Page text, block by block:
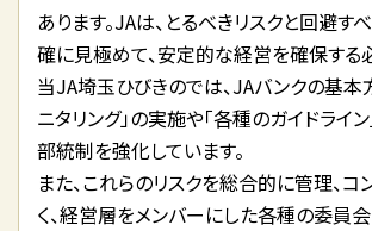
あります。JAは、とるべきリスクと回避す
確に見極めて、安定的な経営を確保する
当JA埼玉ひびきのでは、JAバンクの基本
ニタリング」の実施や「各種のガイドライ
部統制を強化しています。
また、これらのリスクを総合的に管理、コ
く、経営層をメンバーにした各種の委員